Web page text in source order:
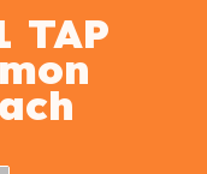
TAP